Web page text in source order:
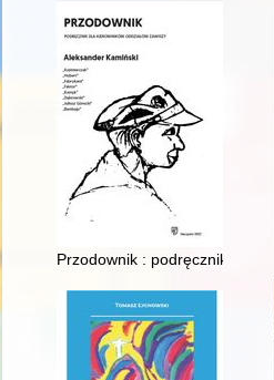
Przodownik : podręcznik dla